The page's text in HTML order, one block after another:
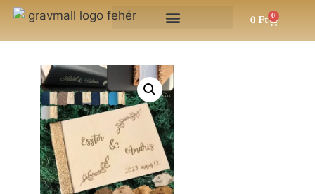
0 Ft 0